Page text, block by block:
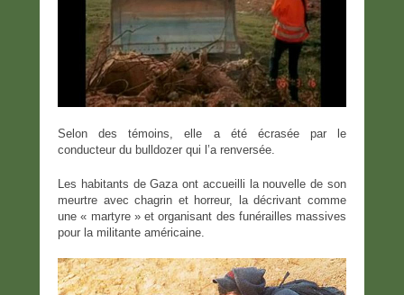
Selon des témoins, elle a été écrasée par le
conducteur du bulldozer qui l’a renversée.
Les habitants de Gaza ont accueilli la nouvelle de son
meurtre avec chagrin et horreur, la décrivant comme
une « martyre » et organisant des funérailles massives
pour la militante américaine.